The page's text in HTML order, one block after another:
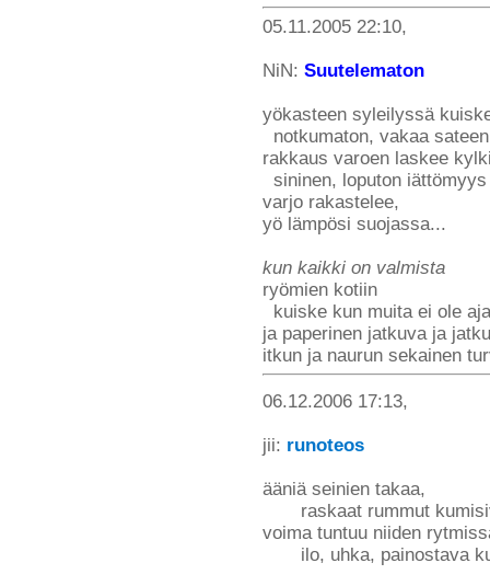
05.11.2005 22:10,
NiN: Suutelematon
yökasteen syleilyssä
notkumaton, vakaa
rakkaus varoen laskee
sininen, loputon
varjo rakastelee,
yö lämpösi suojassa...
kun kaikki on valmista
ryömien kotiin
kuiske kun muita ei ole
ja paperinen jatkuva ja
itkun ja naurun sekainen
06.12.2006 17:13,
jii: runoteos
ääniä seinien takaa,
raskaat rummut
voima tuntuu niiden
ilo, uhka, painostava